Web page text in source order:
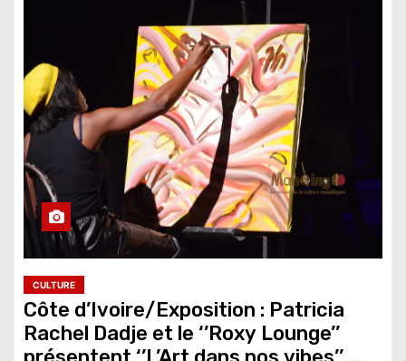
CULTURE
Côte d’Ivoire/Exposition : Patricia
Rachel Dadje et le ‘’Roxy Lounge’’